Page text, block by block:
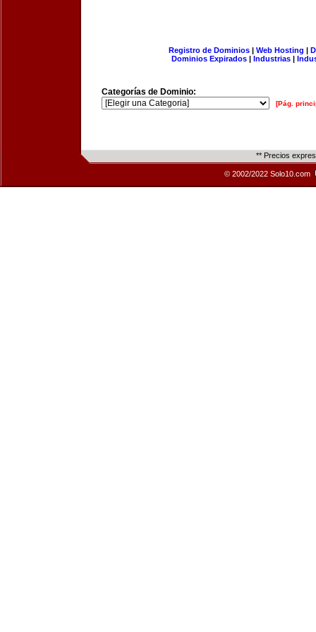
Registro de Dominios| Web Hosting |
Dominios Expirados | Industrias |
Categorías de Dominio:
[Pág.
** Precios
© 2002/2022 Solo10.com